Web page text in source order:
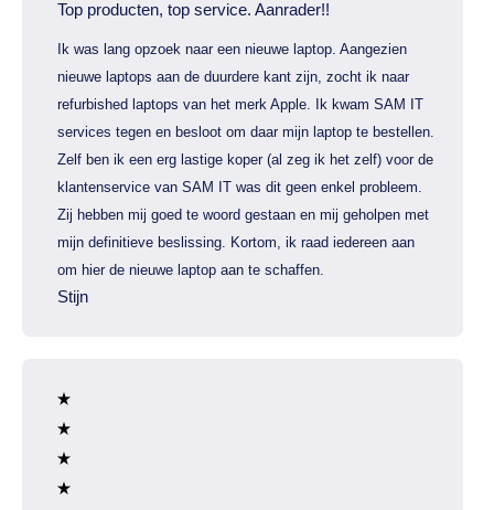
Top producten, top service. Aanrader!!
Ik was lang opzoek naar een nieuwe laptop. Aangezien
nieuwe laptops aan de duurdere kant zijn, zocht ik naar
refurbished laptops van het merk Apple. Ik kwam SAM IT
services tegen en besloot om daar mijn laptop te bestellen.
Zelf ben ik een erg lastige koper (al zeg ik het zelf) voor de
klantenservice van SAM IT was dit geen enkel probleem.
Zij hebben mij goed te woord gestaan en mij geholpen met
mijn definitieve beslissing. Kortom, ik raad iedereen aan
om hier de nieuwe laptop aan te schaffen.
Stijn